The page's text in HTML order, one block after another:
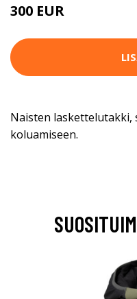
300 EUR
Naisten laskettelutakki,
koluamiseen.